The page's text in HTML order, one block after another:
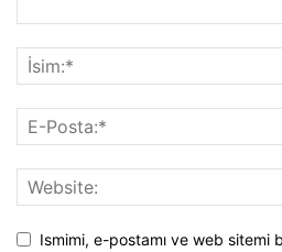
Ismimi, e-postamı ve web sitemi